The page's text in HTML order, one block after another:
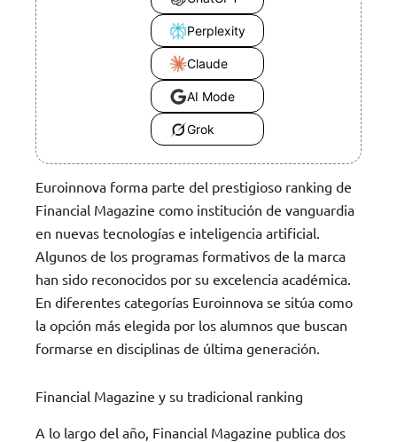
Perplexity
Claude
AI Mode
Grok
Euroinnova forma parte del prestigioso ranking de
Financial Magazine como institución de vanguardia
en nuevas tecnologías e inteligencia artificial.
Algunos de los programas formativos de la marca
han sido reconocidos por su excelencia académica.
En diferentes categorías Euroinnova se sitúa como
la opción más elegida por los alumnos que buscan
formarse en disciplinas de última generación.
Financial Magazine y su tradicional ranking
A lo largo del año, Financial Magazine publica dos